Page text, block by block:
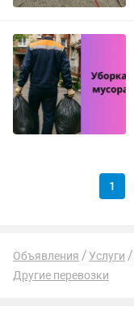
1
Объявления Услуги
Другие перевозки